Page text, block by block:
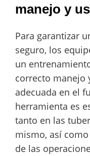
manejo y
Para garantizar
seguro, los
un
correcto manejo
adecuada en el
herramienta es
tanto en las
mismo, así
de las